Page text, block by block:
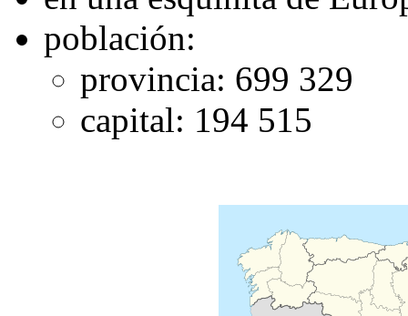
población:
provincia: 699 329
capital: 194 515